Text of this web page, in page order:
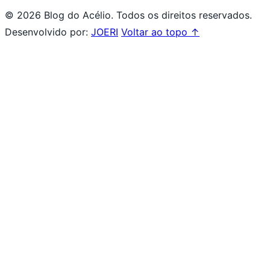
© 2026 Blog do Acélio. Todos os direitos reservados.
Desenvolvido por: JOERI Voltar ao topo ↑